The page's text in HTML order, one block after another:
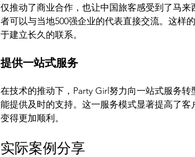
仅推动了商业合作，也让中国旅客感受到了马
者可以与当地500强企业的代表直接交流。这样
于建立长久的联系。
提供一站式服务
在技术的推动下，Party Girl努力向一站式服务
能提供及时的支持。这一服务模式显著提高了
变得更加顺利。
实际案例分享